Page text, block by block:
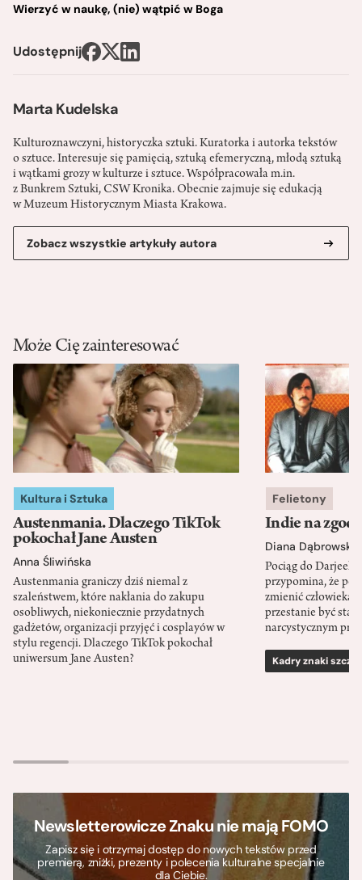
Marta Kudelska
Kulturoznawczyni, historyczka sztuki. Kuratorka i autorka tekstów
o sztuce. Interesuje się pamięcią, sztuką efemeryczną, młodą sztuką
i wątkami grozy w kulturze i sztuce. Współpracowała m.in.
z Bunkrem Sztuki, CSW Kronika. Obecnie zajmuje się edukacją
w Muzeum Historycznym Miasta Krakowa.
Zobacz wszystkie artykuły autora
Wierzyć w naukę, (nie) wątpić w Boga
Udostępnij
Może Cię zainteresować
Kultura i Sztuka
Austenmania. Dlaczego TikTok
pokochał Jane Austen
Anna Śliwińska
Austenmania graniczy dziś niemal z
szaleństwem, które nakłania do zakupu
osobliwych, niekoniecznie przydatnych
gadżetów, organizacji przyjęć i cosplayów w
stylu regencji. Dlaczego TikTok pokochał
uniwersum Jane Austen?
Felietony
Indie na
Diana Dąbrowska
Pociąg do
przypomina, że
zmienić człowieka
przestanie być
narcystycznym
Kadry znaki
Newsletterowicze Znaku nie mają FOMO
Zapisz się i otrzymaj dostęp do nowych tekstów przed
premierą, zniżki, prezenty i polecenia kulturalne specjalnie
dla Ciebie.